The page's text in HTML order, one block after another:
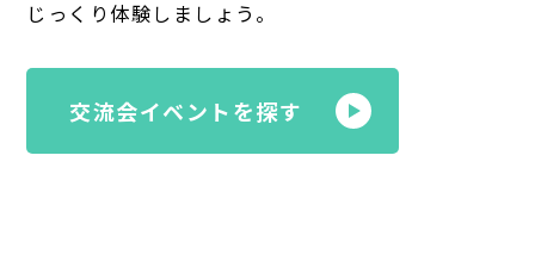
じっくり体験しましょう。
交流会イベントを探す